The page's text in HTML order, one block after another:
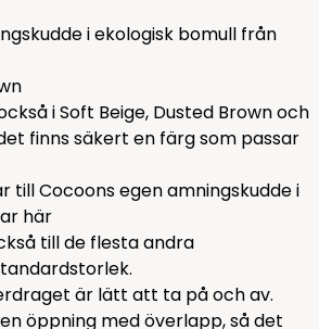
i ekologisk bomull från
iSoft Beige, Dusted Brownoch
finns säkert en färg som passar
till Cocoons egen amningskudde i
här
till de flesta andra
är lätt att ta på och av.
öppning med överlapp, så det